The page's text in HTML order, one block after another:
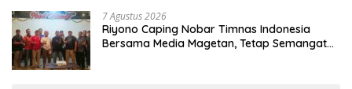
7 Agustus 2026
Riyono Caping Nobar Timnas Indonesia
Bersama Media Magetan, Tetap Semangat